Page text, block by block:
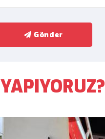
Gönder
YAPIYORUZ?